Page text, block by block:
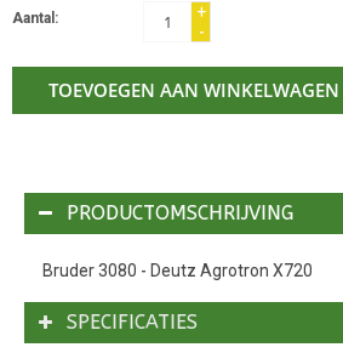
Aantal:
+
-
TOEVOEGEN AAN WINKELWAGEN
PRODUCTOMSCHRIJVING
Bruder 3080 - Deutz Agrotron X720
SPECIFICATIES